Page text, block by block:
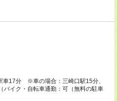
車17分 ※車の場合：三崎口駅15分、
バイク・自転車通勤：可（無料の駐車